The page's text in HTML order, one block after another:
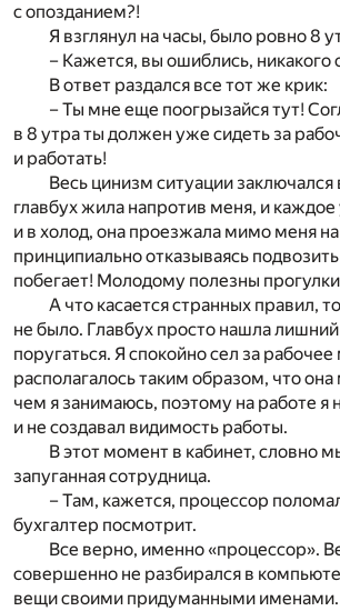
с опозданием?!
Я взглянул на часы, было ровно 8
– Кажется, вы ошиблись, никакого
В ответ раздался все тот же крик:
– Ты мне еще поогрызайся тут!
в 8 утра ты должен уже сидеть за
и работать!
Весь цинизм ситуации заключался
главбух жила напротив меня, и каждое
и в холод, она проезжала мимо меня на
принципиально отказываясь
побегает! Молодому полезны
А что касается странных правил,
не было. Главбух просто нашла
поругаться. Я спокойно сел за
располагалось таким образом, что она
чем я занимаюсь, поэтому на работе я
и не создавал видимость работы.
В этот момент в кабинет, словно
запуганная сотрудница.
– Там, кажется, процессор
бухгалтер посмотрит.
Все верно, именно «процессор».
совершенно не разбирался в
вещи своими придуманными